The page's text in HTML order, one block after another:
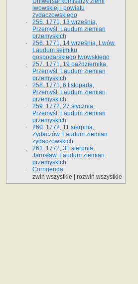
lwowskiej i powiatu
żydaczowskiego
255. 1771, 13 września,
Przemyśl. Laudum ziemian
przemyskich
256. 1771, 14 września, Lwów.
Laudum sejmiku
gospodarskiego lwowskiego
257. 1771, 19 października,
Przemyśl. Laudum ziemian
przemyskich
258. 1771, 6 listopada,
Przemyśl. Laudum ziemian
przemyskich
259. 1772, 27 stycznia,
Przemyśl. Laudum ziemian
przemyskich
260. 1772, 11 sierpnia,
Żydaczów. Laudum ziemian
żydaczowskich
261. 1772, 31 sierpnia,
Jarosław. Laudum ziemian
przemyskich
Corrigenda
zwiń wszystkie
rozwiń wszystkie